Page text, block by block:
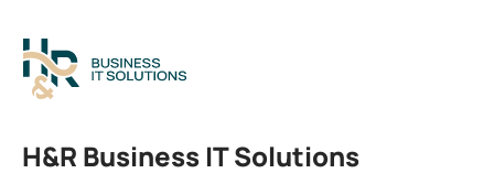
H&R Business IT Solutions